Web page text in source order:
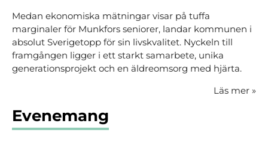
Medan ekonomiska mätningar visar på tuffa
marginaler för Munkfors seniorer, landar kommunen i
absolut Sverigetopp för sin livskvalitet. Nyckeln till
framgången ligger i ett starkt samarbete, unika
generationsprojekt och en äldreomsorg med hjärta.
Läs mer »
Evenemang